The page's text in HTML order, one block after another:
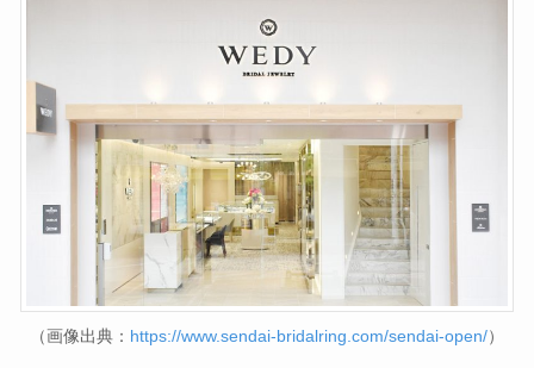
（画像出典： https://www.sendai-bridalring.com/sendai-open/）